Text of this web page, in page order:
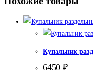
Купальник
6450 ₽